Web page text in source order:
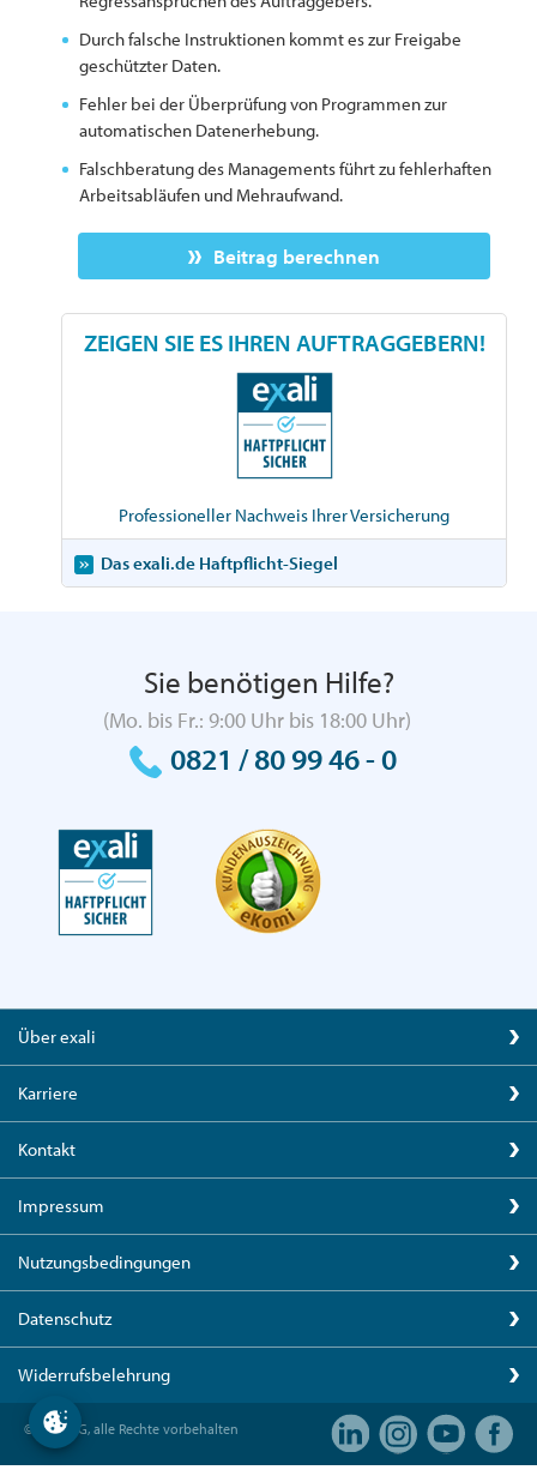
Durch falsche Instruktionen kommt es zur Freigabe
geschützter Daten.
Fehler bei der Überprüfung von Programmen zur
automatischen Datenerhebung.
Falschberatung des Managements führt zu fehlerhaften
Arbeitsabläufen und Mehraufwand.
Beitrag berechnen
ZEIGEN SIE ES IHREN AUFTRAGGEBERN!
Professioneller Nachweis Ihrer Versicherung
Das exali.de Haftpflicht-Siegel
Sie benötigen Hilfe?
(Mo. bis Fr.: 9:00 Uhr bis 18:00 Uhr)
0821 / 80 99 46 - 0
Über exali
Karriere
Kontakt
Impressum
Nutzungsbedingungen
Datenschutz
Widerrufsbelehrung
© exali AG, alle Rechte vorbehalten